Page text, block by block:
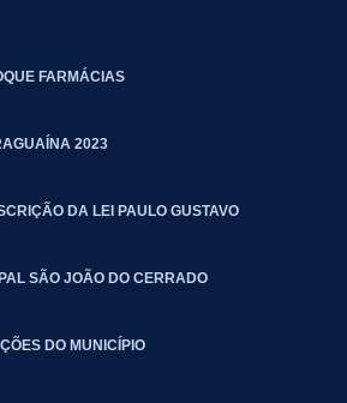
FARMÁCIAS
2023
DA LEI PAULO GUSTAVO
SÃO JOÃO DO CERRADO
DO MUNICÍPIO